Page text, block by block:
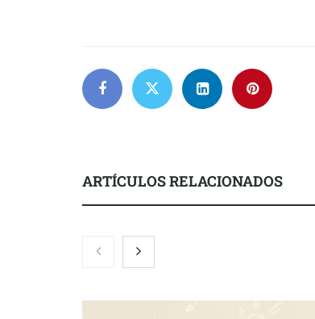
ARTÍCULOS RELACIONADOS
Nicols presenta seis modelos de
anillos de compromiso para el